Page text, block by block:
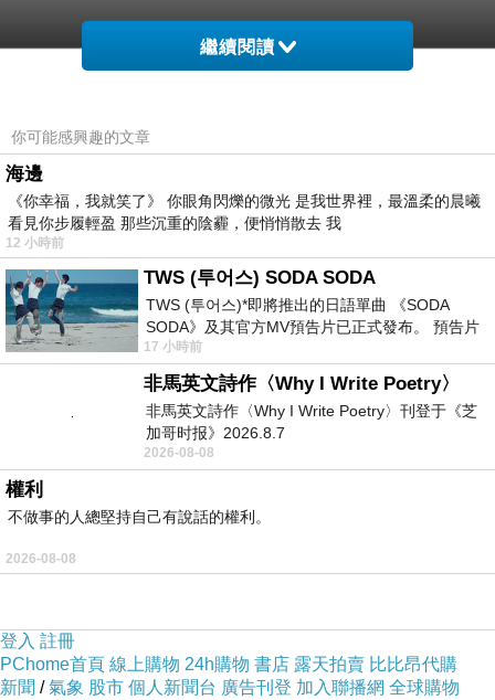
Elancyl伊蘭纖姿 保濕沐浴凝膠二入組
使用方法：
每星期一到兩次，沐浴、去角質一次完成。可利用雙手或
按摩道具利用輕拍及按摩方式幫助活化肌膚，洗後再以水
洗淨即可。
繼續閱讀
你可能感興趣的文章
海邊
《你幸福，我就笑了》 你眼角閃爍的微光 是我世界裡，最溫柔的晨曦
看見你步履輕盈 那些沉重的陰霾，便悄悄散去 我
12 小時前
TWS (투어스) SODA SODA
TWS (투어스)*即將推出的日語單曲 《SODA
SODA》及其官方MV預告片已正式發布。 預告片
一經發布， 就引發了粉絲們對這次夏季回
17 小時前
非馬英文詩作〈Why I Write Poetry〉
非馬英文詩作〈Why I Write Poetry〉刊登于《芝
加哥时报》2026.8.7
2026-08-08
權利
不做事的人總堅持自己有說話的權利。
2026-08-08
登入 註冊
PChome首頁 線上購物 24h購物 書店 露天拍賣 比比昂代購
新聞 /氣象 股市 個人新聞台 廣告刊登 加入聯播網 全球購物